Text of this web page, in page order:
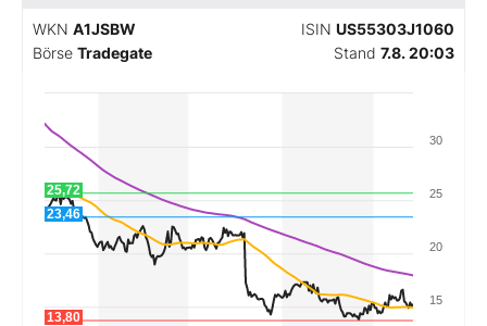
Abo & Shop
BO-Musterdepots
Experten
Mein B:O
WKN A1JSBW ISIN US55303J1060
Börse Tradegate Stand 7.8. 20:03
20
30
15
25
23,46
13,80
25,72